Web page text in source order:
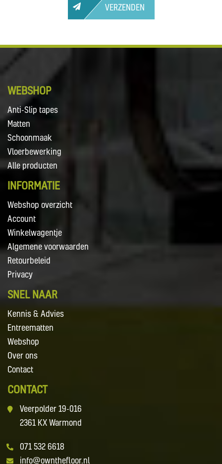
VERZENDEN
WEBSHOP
Anti-Slip tapes
Matten
Schoonmaak
Vloerbewerking
Alle producten
INFORMATIE
Webshop overzicht
Account
Winkelwagentje
Algemene voorwaarden
Retourbeleid
Privacy
SNEL NAAR
Kennis & Advies
Entreematten
Webshop
Over ons
Contact
CONTACT
Veerpolder 19-016
2361 KX Warmond
071 532 6618
info@ownthefloor.nl